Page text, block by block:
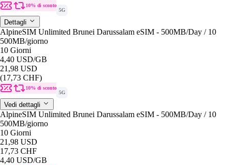
10% di sconto
5G
Dettagli
AlpineSIM Unlimited Brunei Darussalam eSIM - 500MB/Day / 10
500MB/giorno
10 Giorni
4,40 USD/GB
21,98 USD
(17,73 CHF)
10% di sconto
5G
Vedi dettagli
AlpineSIM Unlimited Brunei Darussalam eSIM - 500MB/Day / 10
500MB/giorno
10 Giorni
21,98 USD
17,73 CHF
4,40 USD/GB